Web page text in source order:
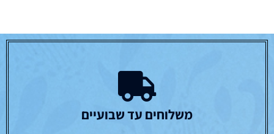
משלוחים עד שבועיים